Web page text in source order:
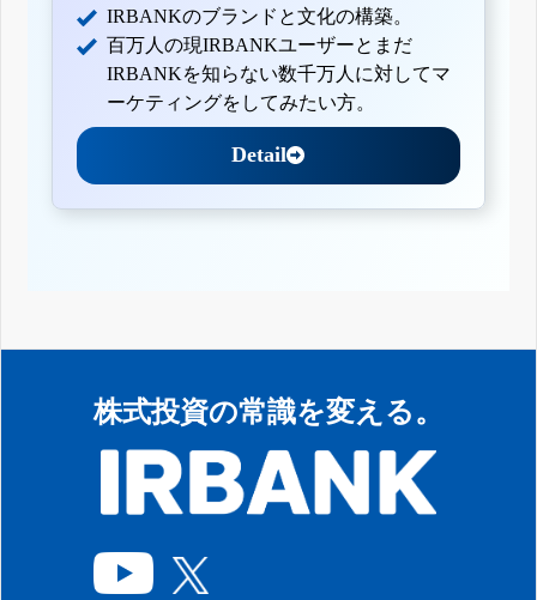
IRBANKのブランドと文化の構築。
百万人の現IRBANKユーザーとまだ
IRBANKを知らない数千万人に対してマ
ーケティングをしてみたい方。
Detail
株式投資の常識を変える。